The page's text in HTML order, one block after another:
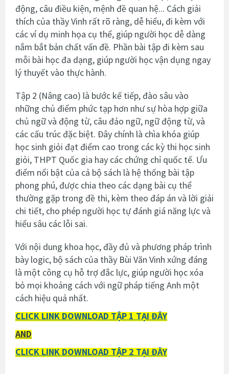
động, câu điều kiện, mệnh đề quan hệ... Cách giải
thích của thầy Vinh rất rõ ràng, dễ hiểu, đi kèm với
các ví dụ minh họa cụ thể, giúp người học dễ dàng
nắm bắt bản chất vấn đề. Phần bài tập đi kèm sau
mỗi bài học đa dạng, giúp người học vận dụng ngay
lý thuyết vào thực hành.
Tập 2 (Nâng cao) là bước kế tiếp, đào sâu vào
những chủ điểm phức tạp hơn như sự hòa hợp giữa
chủ ngữ và động từ, câu đảo ngữ, ngữ động từ, và
các cấu trúc đặc biệt. Đây chính là chìa khóa giúp
học sinh giỏi đạt điểm cao trong các kỳ thi học sinh
giỏi, THPT Quốc gia hay các chứng chỉ quốc tế. Ưu
điểm nổi bật của cả bộ sách là hệ thống bài tập
phong phú, được chia theo các dạng bài cụ thể
thường gặp trong đề thi, kèm theo đáp án và lời giải
chi tiết, cho phép người học tự đánh giá năng lực và
hiểu sâu các lỗi sai.
Với nội dung khoa học, đầy đủ và phương pháp trình
bày logic, bộ sách của thầy Bùi Văn Vinh xứng đáng
là một công cụ hỗ trợ đắc lực, giúp người học xóa
bỏ mọi khoảng cách với ngữ pháp tiếng Anh một
cách hiệu quả nhất.
CLICK LINK DOWNLOAD TẬP 1TẠI ĐÂY
AND
CLICK LINK DOWNLOAD TẬP 2 TẠI ĐÂY